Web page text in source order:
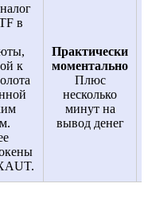
в
к
Практически
моментально
Плюс
несколько
минут на
вывод денег